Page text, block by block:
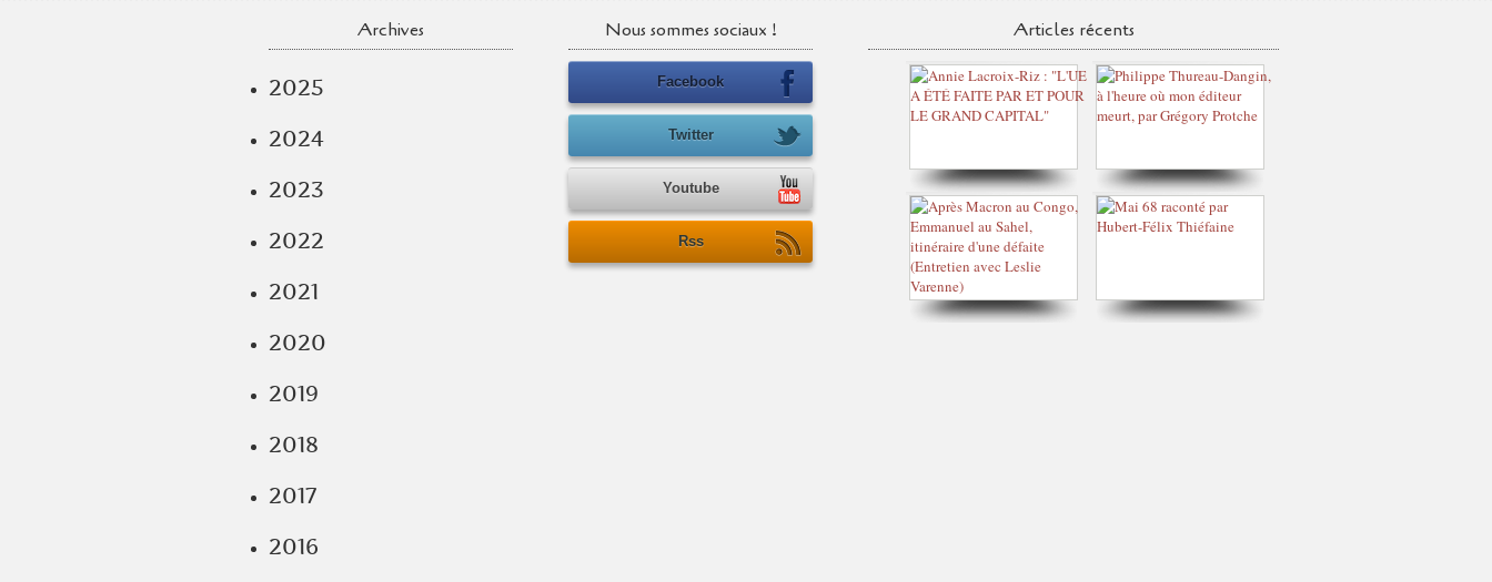
Archives
2025
2024
2023
2022
2021
2020
2019
2018
2017
2016
Nous sommes sociaux !
Facebook
Twitter
Youtube
Rss
Articles récents